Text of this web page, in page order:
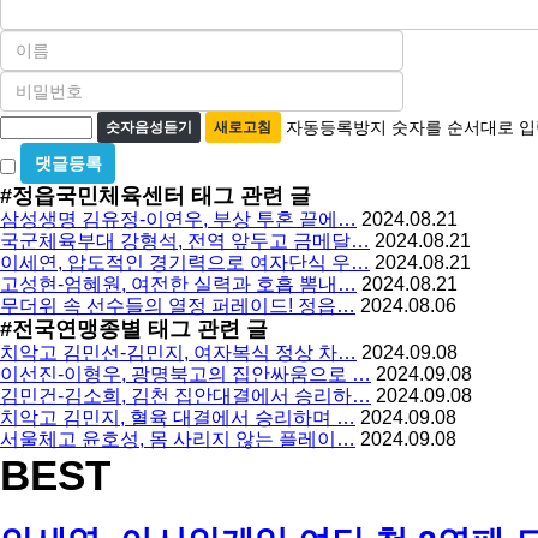
이
필
수
비
밀
번
호
필
수
자
동
등
록
방
지
숫자음성듣기 새로고침 자동등록방지 숫자를 순서대로 입
비
밀
글
사
용
#정읍국민체육센터 태그 관련 글
삼성생명 김유정-이연우, 부상 투혼 끝에… 2024.08.21
국군체육부대 강형석, 전역 앞두고 금메달… 2024.08.21
이세연, 압도적인 경기력으로 여자단식 우… 2024.08.21
고성현-엄혜원, 여전한 실력과 호흡 뽐내… 2024.08.21
무더위 속 선수들의 열정 퍼레이드! 정읍… 2024.08.06
#전국연맹종별 태그 관련 글
치악고 김민선-김민지, 여자복식 정상 차… 2024.09.08
이선진-이형우, 광명북고의 집안싸움으로 … 2024.09.08
김민건-김소희, 김천 집안대결에서 승리하… 2024.09.08
치악고 김민지, 혈육 대결에서 승리하며 … 2024.09.08
서울체고 윤호성, 몸 사리지 않는 플레이… 2024.09.08
BEST